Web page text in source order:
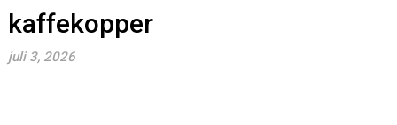
kaffekopper
juli 3, 2026